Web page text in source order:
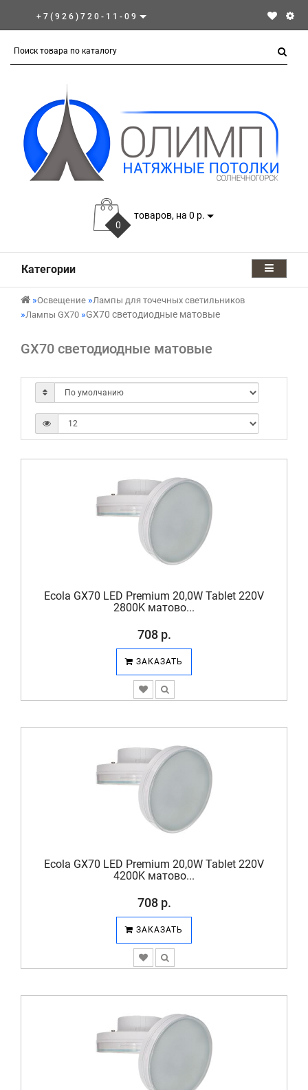
+7(926)720-11-09
0
товаров, на 0 р.
Категории
Освещение
Лампы для точечных светильников
Лампы GX70
GX70 светодиодные матовые
GX70 светодиодные матовые
Ecola GX70 LED Premium 20,0W Tablet 220V
2800K матово...
708 р.
ЗАКАЗАТЬ
Ecola GX70 LED Premium 20,0W Tablet 220V
4200K матово...
708 р.
ЗАКАЗАТЬ